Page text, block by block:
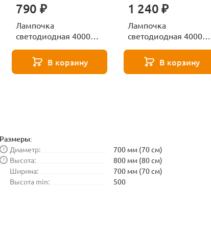
790 ₽
Лампочка
светодиодная 4000К
271 8587В корзину
1 240 ₽
Лампочка
светодиодная 4000К
271 8588В корзину
Размеры:
Диаметр:
?
700 мм (70 см)
Высота:
?
800 мм (80 см)
Ширина:
700 мм (70 см)
Высота min:
500